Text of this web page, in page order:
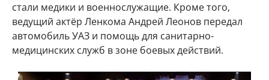
стали медики и военнослужащие. Кроме того,
ведущий актёр Ленкома Андрей Леонов передал
автомобиль УАЗ и помощь для санитарно-
медицинских служб в зоне боевых действий.